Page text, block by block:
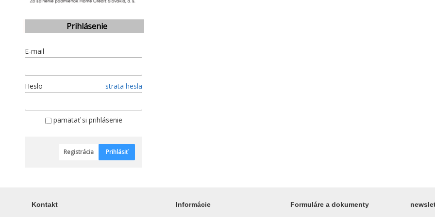
Prihlásenie
E-mail
Heslo strata hesla
pamätať si prihlásenie
Registrácia Prihlásiť
Kontakt Informácie Formuláre a dokumenty